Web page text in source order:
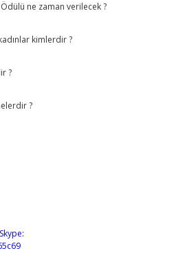
Ödülü ne zaman verilecek ?
kimlerdir ?
?
?
Skype: